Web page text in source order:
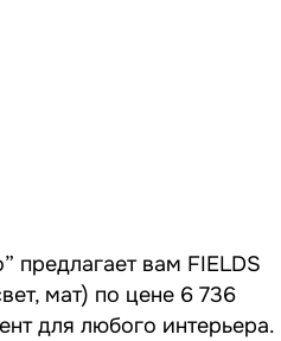
предлагает вам FIELDS
мат) по цене 6 736
для любого интерьера.